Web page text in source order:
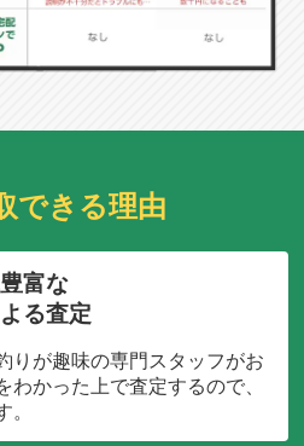
できる理由
富な
る査定
りが趣味の専門スタッフがお
わかった上で査定するので、